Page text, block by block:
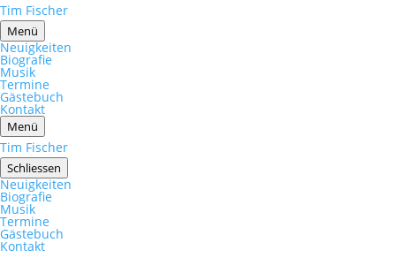
Tim Fischer
Menü
Neuigkeiten
Biografie
Musik
Termine
Gästebuch
Kontakt
Menü
Tim Fischer
Schliessen
Neuigkeiten
Biografie
Musik
Termine
Gästebuch
Kontakt